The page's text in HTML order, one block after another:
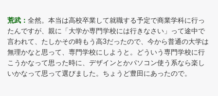
荒武： 全然。本当は高校卒業して就職する予定で商業学科に行っ
たんですが、親に「大学か専門学校には行きなさい」って途中で
言われて、たしかその時もう高3だったので、今から普通の大学は
無理かなと思って、専門学校にしようと。どういう専門学校に行
こうかなって思った時に、デザインとかパソコン使う系なら楽し
いかなって思って選びました。ちょうど豊田にあったので。